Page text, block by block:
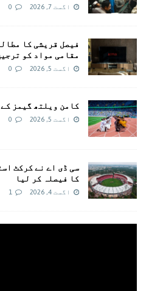
اگست 7, 2026 0
فیصل قریشی کا
مقامی مواد کو
اگست 5, 2026 0
کامن ویلتھ گیمز کے
اگست 5, 2026 0
سی ڈی اے نے کرکٹ
کا فیصلہ کر لیا
اگست 4, 2026 1